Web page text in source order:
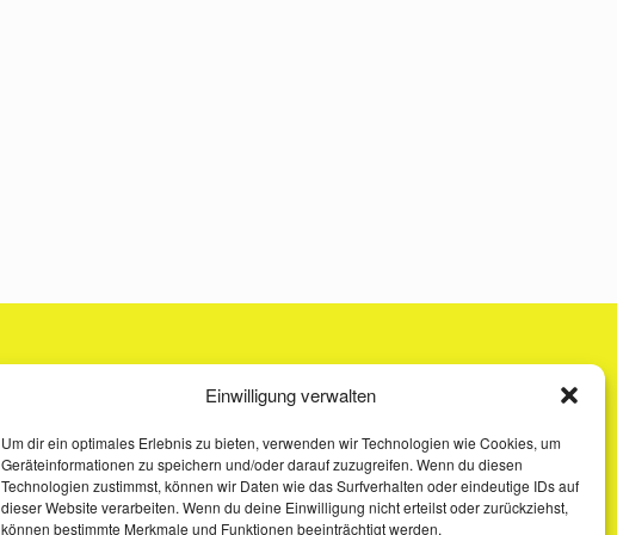
Einwilligung verwalten
Um dir ein optimales Erlebnis zu bieten, verwenden wir Technologien wie Cookies, um
Geräteinformationen zu speichern und/oder darauf zuzugreifen. Wenn du diesen
Technologien zustimmst, können wir Daten wie das Surfverhalten oder eindeutige IDs auf
dieser Website verarbeiten. Wenn du deine Einwilligung nicht erteilst oder zurückziehst,
können bestimmte Merkmale und Funktionen beeinträchtigt werden.